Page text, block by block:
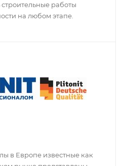
работы
на любом этапе.
в Европе известные как